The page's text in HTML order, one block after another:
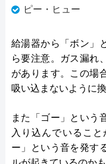
ピー・ヒュー
給湯器から「ボン」
ら要注意。ガス漏れ
があります。この場
吸い込まないように
また「ゴー」という
入り込んでいるこ
ー」という音を発す